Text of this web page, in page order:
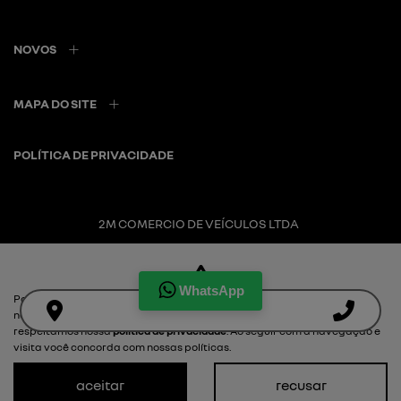
WhatsApp
CNPJ: 20.721.022/0001-58
Desacelere. Seu bem maior é a vida.
Para otimizar sua experiência durante a navegação, fazemos uso de
nossa política de cookies e para proteger seus dados pessoais
respeitamos nossapolítica de privacidade. Ao seguir com a navegação e
visita você concorda com nossas políticas.
aceitar recusar